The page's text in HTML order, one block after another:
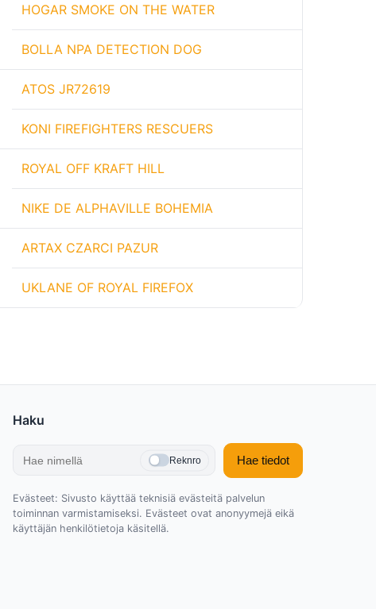
HOGAR SMOKE ON THE WATER
BOLLA NPA DETECTION DOG
ATOS JR72619
KONI FIREFIGHTERS RESCUERS
ROYAL OFF KRAFT HILL
NIKE DE ALPHAVILLE BOHEMIA
ARTAX CZARCI PAZUR
UKLANE OF ROYAL FIREFOX
Haku
Reknro Hae tiedot
Evästeet: Sivusto käyttää teknisiä evästeitä palvelun
toiminnan varmistamiseksi. Evästeet ovat anonyymejä eikä
käyttäjän henkilötietoja käsitellä.